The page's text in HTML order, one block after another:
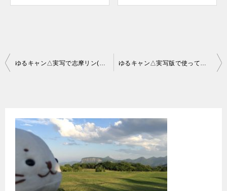
投
ゆるキャン△実写で志摩リン(福原遥)のバイクはヤマハVino（ビーノ） ゆるキャン△実写版で使ってたキャンプ道具まとめ